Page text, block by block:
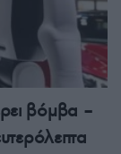
βόμβα –